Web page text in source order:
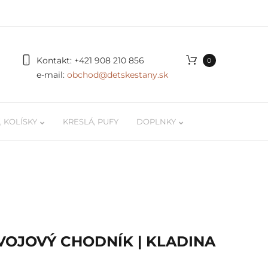
0
Kontakt: +421 908 210 856
e-mail: obchod@detskestany.sk
KOLÍSKY KRESLÁ, PUFY DOPLNKY
CHODNÍK | KLADINA